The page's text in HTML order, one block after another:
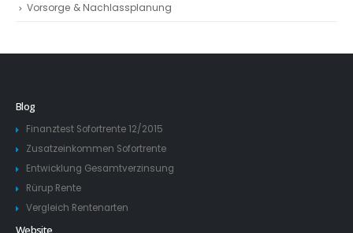
Vorsorge & Nachlassplanung
Blog
Finanztest Sofortrente 12/2015
Zusatzeinkommen Sofortrente
Entwicklung Gesamtverzinsung
Rürup Rente
Vergleich Rentenarten
Website